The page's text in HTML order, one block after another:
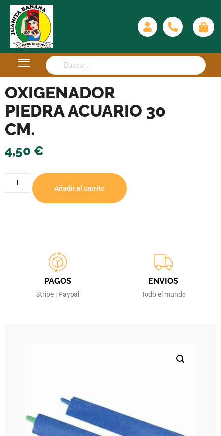
OXIGENADOR
PIEDRA ACUARIO 30
CM.
4,50 €
Añadir al carrito
PAGOS
Stripe | Paypal
ENVIOS
Todo el mundo